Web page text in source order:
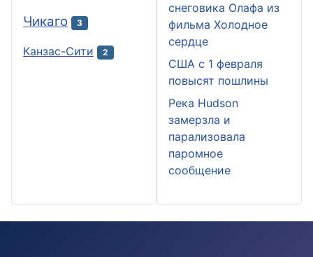
Чикаго 3
Канзас-Сити 2
снеговика Олафа из
фильма Холодное
сердце
США с 1 февраля
повысят пошлины
Река Hudson
замерзла и
парализовала
паромное
сообщение